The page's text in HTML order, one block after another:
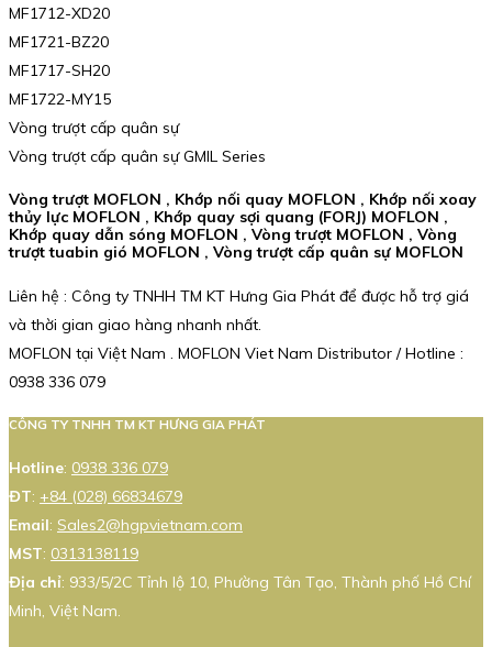
MF1712-XD20
MF1721-BZ20
MF1717-SH20
MF1722-MY15
Vòng trượt cấp quân sự
Vòng trượt cấp quân sự GMIL Series
Vòng trượt MOFLON , Khớp nối quay MOFLON , Khớp nối xoay
thủy lực MOFLON , Khớp quay sợi quang (FORJ) MOFLON ,
Khớp quay dẫn sóng MOFLON , Vòng trượt MOFLON , Vòng
trượt tuabin gió MOFLON , Vòng trượt cấp quân sự MOFLON
Liên hệ : Công ty TNHH TM KT Hưng Gia Phát để được hỗ trợ giá
và thời gian giao hàng nhanh nhất.
MOFLON tại Việt Nam . MOFLON Viet Nam Distributor / Hotline :
0938 336 079
CÔNG TY TNHH TM KT HƯNG GIA PHÁT
Hotline: 0938 336 079
ĐT: +84 (028) 66834679
Email: Sales2@hgpvietnam.com
MST: 0313138119
Địa chỉ: 933/5/2C Tỉnh lộ 10, Phường Tân Tạo, Thành phố Hồ Chí
Minh, Việt Nam.